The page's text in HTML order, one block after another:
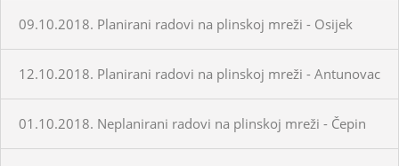
09.10.2018. Planirani radovi na plinskoj mreži - Osijek
12.10.2018. Planirani radovi na plinskoj mreži - Antunovac
01.10.2018. Neplanirani radovi na plinskoj mreži - Čepin